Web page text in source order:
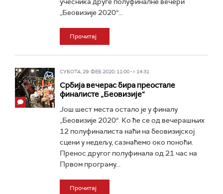
„Беовизије 2020“...
Прочитај
СУБОТА, 29. ФЕБ 2020, 11:00 -> 14:31
Србија вечерас бира преостале
финалисте „Беовизије“
Још шест места остало је у финалу
„Беовизије 2020“. Ко ће се од вечерашњих
12 полуфиналиста наћи на беовизијској
сцени у недељу, сазнаћемо око поноћи.
Пренос другог полуфиналa од 21 час на
Првом програму...
Прочитај